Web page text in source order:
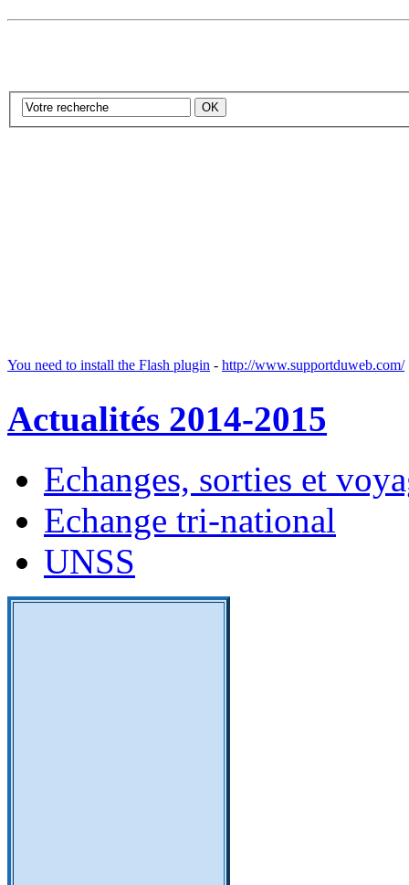
You need to install the Flash plugin - http://www.supportduweb.com/
Actualités 2014-2015
Echanges, sorties et
Echange tri-national
UNSS